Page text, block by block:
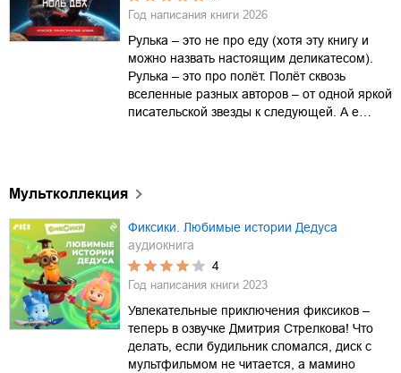
Год написания книги 2026
Рулька – это не про еду (хотя эту книгу и
можно назвать настоящим деликатесом).
Рулька – это про полёт. Полёт сквозь
вселенные разных авторов – от одной яркой
писательской звезды к следующей. А е…
Мультколлекция
Фиксики. Любимые истории Дедуса
аудиокнига
4
Год написания книги 2023
Увлекательные приключения фиксиков –
теперь в озвучке Дмитрия Стрелкова! Что
делать, если будильник сломался, диск с
мультфильмом не читается, а мамино